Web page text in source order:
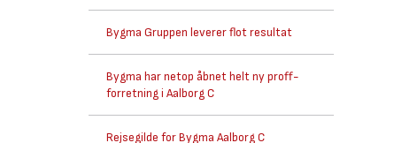
Bygma Gruppen leverer flot resultat
Bygma har netop åbnet helt ny proff-
forretning i Aalborg C
Rejsegilde for Bygma Aalborg C